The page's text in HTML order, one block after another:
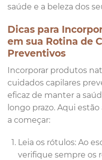
saúde e a beleza dos
Dicas para
em sua Rotina de
Preventivos
Incorporar produtos
cuidados capilares
eficaz de manter a
longo prazo. Aqui
a começar:
Leia os rótulos: Ao
verifique sempre os